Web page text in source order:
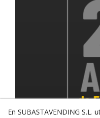
En SUBASTAVENDING